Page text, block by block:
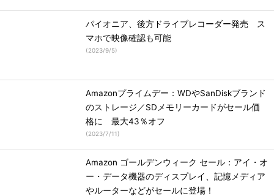
パイオニア、後方ドライブレコーダー発売 ス
マホで映像確認も可能
(2023/9/5)
Amazonプライムデー：WDやSanDiskブランド
のストレージ／SDメモリーカードがセール価
格に 最大43％オフ
(2023/7/11)
Amazon ゴールデンウィーク セール：アイ・オ
ー・データ機器のディスプレイ、記憶メディア
やルーターなどがセールに登場！